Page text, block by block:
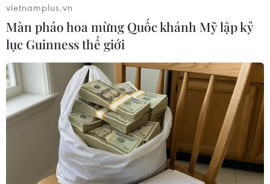
thủ đô Tokyo vẫn là nơi an toàn và đây là những
trường hợp thiểu số./.
(TTXVN/Vietnam+)
vietnamplus.vn
Màn pháo hoa mừng Quốc khánh Mỹ lập kỷ
lục Guinness thế giới